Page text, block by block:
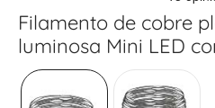
Filamento de cobre
luminosa Mini LED